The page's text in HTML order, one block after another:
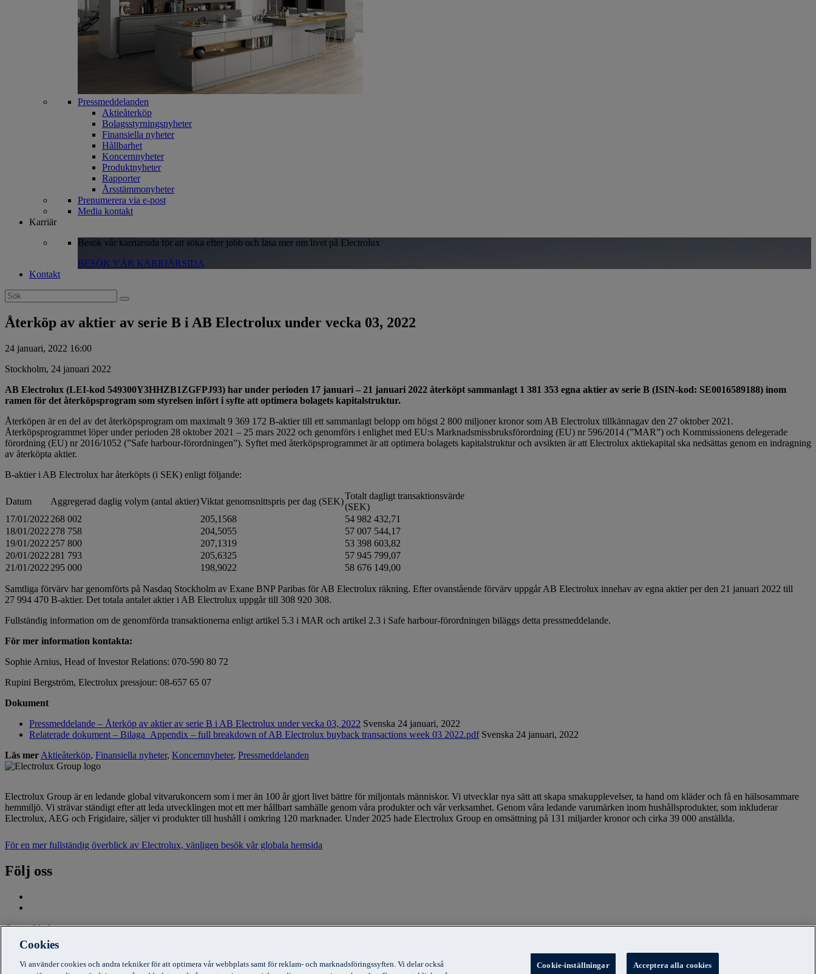
Pressmeddelanden
Aktieåterköp
Bolagsstyrningsnyheter
Finansiella nyheter
Hållbarhet
Koncernnyheter
Produktnyheter
Rapporter
Årsstämmonyheter
Prenumerera via e-post
Media kontakt
Karriär
Besök vår karriärsida för att söka efter jobb och läsa mer om livet på Electrolux
BESÖK VÅR KARRIÄRSIDA
Kontakt
Search
for:
Återköp av aktier av serie B i AB Electrolux under vecka 03, 2022
24 januari, 2022 16:00
Stockholm, 24 januari 2022
AB Electrolux (LEI-kod 549300Y3HHZB1ZGFPJ93) har under perioden 17 januari – 21 januari 2022 återköpt sammanlagt 1 381 353 egna aktier av serie B (ISIN-kod: SE0016589188) inom
ramen för det återköpsprogram som styrelsen infört i syfte att optimera bolagets kapitalstruktur.
Återköpen är en del av det återköpsprogram om maximalt 9 369 172 B-aktier till ett sammanlagt belopp om högst 2 800 miljoner kronor som AB Electrolux tillkännagav den 27 oktober 2021.
Återköpsprogrammet löper under perioden 28 oktober 2021 – 25 mars 2022 och genomförs i enlighet med EU:s Marknadsmissbruksförordning (EU) nr 596/2014 (”MAR”) och Kommissionens delegerade
förordning (EU) nr 2016/1052 (”Safe harbour-förordningen”). Syftet med återköpsprogrammet är att optimera bolagets kapitalstruktur och avsikten är att Electrolux aktiekapital ska nedsättas genom en indragning
av återköpta aktier.
B-aktier i AB Electrolux har återköpts (i SEK) enligt följande:
Datum Aggregerad daglig volym (antal aktier)Viktat genomsnittspris per dag (SEK)
Totalt dagligt transaktionsvärde
(SEK)
17/01/2022 268 002 205,1568
54 982 432,71
18/01/2022 278 758 204,5055
57 007 544,17
19/01/2022 257 800 207,1319
53 398 603,82
20/01/2022 281 793 205,6325
57 945 799,07
21/01/2022 295 000 198,9022 58 676 149,00
Samtliga förvärv har genomförts på Nasdaq Stockholm av Exane BNP Paribas för AB Electrolux räkning. Efter ovanstående förvärv uppgår AB Electrolux innehav av egna aktier per den 21 januari 2022 till
27 994 470 B-aktier. Det totala antalet aktier i AB Electrolux uppgår till 308 920 308.
Fullständig information om de genomförda transaktionerna enligt artikel 5.3 i MAR och artikel 2.3 i Safe harbour-förordningen biläggs detta pressmeddelande.
För mer information kontakta:
Sophie Arnius, Head of Investor Relations: 070-590 80 72
Rupini Bergström, Electrolux pressjour: 08-657 65 07
Dokument
Pressmeddelande – Återköp av aktier av serie B i AB Electrolux under vecka 03, 2022 Svenska 24 januari, 2022
Relaterade dokument – Bilaga_Appendix – full breakdown of AB Electrolux buyback transactions week 03 2022.pdf Svenska 24 januari, 2022
Läs mer Aktieåterköp, Finansiella nyheter, Koncernnyheter, Pressmeddelanden
Electrolux Group är en ledande global vitvarukoncern som i mer än 100 år gjort livet bättre för miljontals människor. Vi utvecklar nya sätt att skapa smakupplevelser, ta hand om kläder och få en hälsosammare
hemmiljö. Vi strävar ständigt efter att leda utvecklingen mot ett mer hållbart samhälle genom våra produkter och vår verksamhet. Genom våra ledande varumärken inom hushållsprodukter, som inkluderar
Electrolux, AEG och Frigidaire, säljer vi produkter till hushåll i omkring 120 marknader. Under 2025 hade Electrolux Group en omsättning på 131 miljarder kronor och cirka 39 000 anställda.
För en mer fullständig överblick av Electrolux, vänligen besök vår globala hemsida
Följ oss
Om webbplatsen
Användarvillkor
Cookiemeddelande
Integritetspolicy
Cookies
Vi använder cookies och andra tekniker för att optimera vår webbplats samt för reklam- och marknadsföringssyften. Vi delar också
Cookie-inställningar Acceptera alla cookies